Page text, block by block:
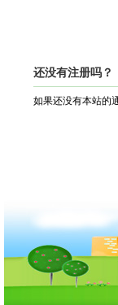
还没有注册吗？
如果还没有本站的